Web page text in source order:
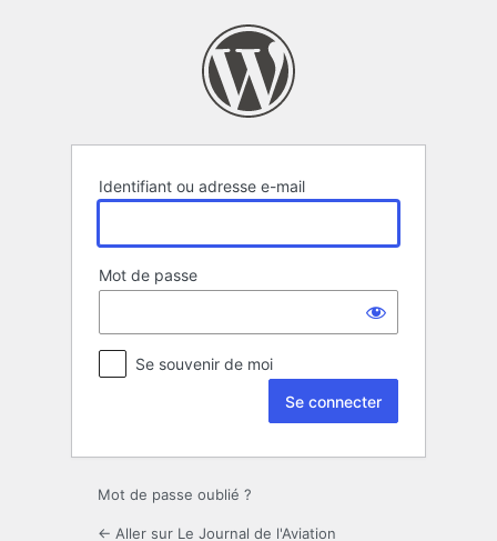
Identifiant ou adresse e-mail
Mot de passe
Se souvenir de moi
Mot de passe oublié ?
← Aller sur Le Journal de l'Aviation